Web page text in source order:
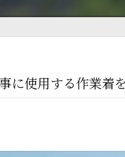
に使用する作業着